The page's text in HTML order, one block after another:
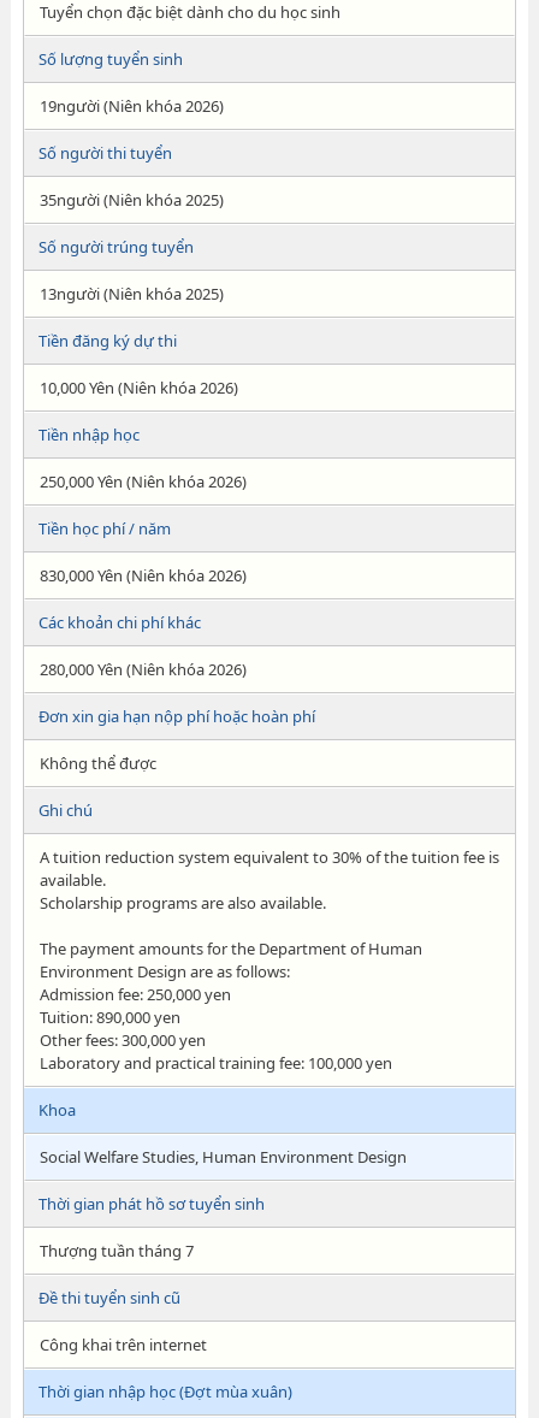
Tuyển chọn đặc biệt dành cho du học sinh
Số lượng tuyển sinh
19người (Niên khóa 2026)
Số người thi tuyển
35người (Niên khóa 2025)
Số người trúng tuyển
13người (Niên khóa 2025)
Tiền đăng ký dự thi
10,000 Yên (Niên khóa 2026)
Tiền nhập học
250,000 Yên (Niên khóa 2026)
Tiền học phí / năm
830,000 Yên (Niên khóa 2026)
Các khoản chi phí khác
280,000 Yên (Niên khóa 2026)
Đơn xin gia hạn nộp phí hoặc hoàn phí
Không thể được
Ghi chú
A tuition reduction system equivalent to 30% of the tuition fee is
available.
Scholarship programs are also available.
The payment amounts for the Department of Human
Environment Design are as follows:
Admission fee: 250,000 yen
Tuition: 890,000 yen
Other fees: 300,000 yen
Laboratory and practical training fee: 100,000 yen
Khoa
Social Welfare Studies, Human Environment Design
Thời gian phát hồ sơ tuyển sinh
Thượng tuần tháng 7
Đề thi tuyển sinh cũ
Công khai trên internet
Thời gian nhập học (Đợt mùa xuân)